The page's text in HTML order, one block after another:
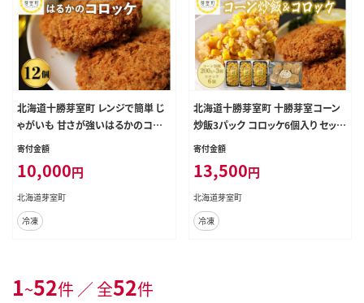
北海道十勝芽室町 レンジで簡単 じ
ゃがいも 甘さが強いはるかのコロッ
ケ 12個セット me026-015c
寄付金額
10,000円
北海道芽室町
冷凍
北海道十勝芽室町 十勝芽室コーン
炒飯3パック コロッケ6個入り セット
me026-019c
寄付金額
13,500円
北海道芽室町
冷凍
1~52件 ／ 全52件